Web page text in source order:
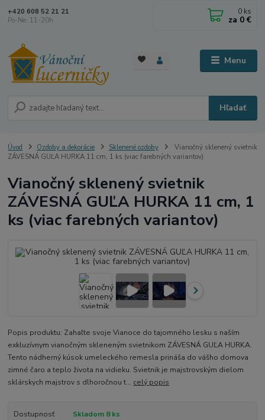
Menu
Hľadať
+420 608 52 21 21
Po-Ne: 11-20h
0 ks
za 0 €
Úvod Ozdoby a dekorácie Sklenené ozdoby
Vianočný sklenený svietnik
ZÁVESNÁ GUĽA HURKA 11 cm, 1 ks (viac farebných variantov)
Vianočný sklenený svietnik
ZÁVESNÁ GUĽA HURKA 11 cm, 1
ks (viac farebných variantov)
Popis produktu: Zahaľte svoje Vianoce do tajomného lesku s naším
exkluzívnym vianočným skleneným svietnikom ZÁVESNÁ GUĽA HURKA.
Tento nádherný kúsok umeleckého remesla prináša do vášho domova
zimné čaro a teplo života na vidieku. Svietnik je majstrovským dielom
sklárskych majstrov s dlhoročnou t... celý popis
Dostupnosť
Skladom 8 ks